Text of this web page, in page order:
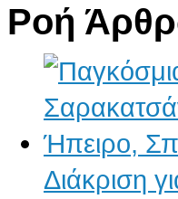
Ροή
Διάκριση